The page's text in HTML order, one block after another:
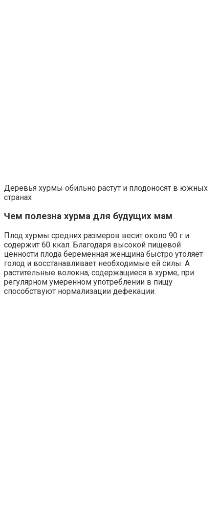
Деревья хурмы обильно растут и плодоносят в южных
странах
Чем полезна хурма для будущих мам
Плод хурмы средних размеров весит около 90 г и
содержит 60 ккал. Благодаря высокой пищевой
ценности плода беременная женщина быстро утоляет
голод и восстанавливает необходимые ей силы. А
растительные волокна, содержащиеся в хурме, при
регулярном умеренном употреблении в пищу
способствуют нормализации дефекации.